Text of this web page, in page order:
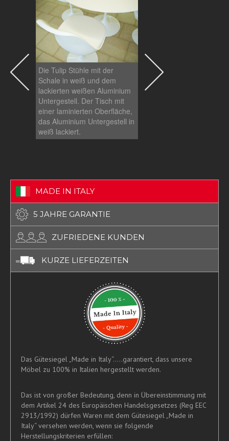
Die Tulip Stühle mit der
Schale in weiß und dem
lackierten weißen Aluminium
Untergestell. Der Tisch mit
einer laminierten Oberfläche,
das Aluminium Untergestell in
weiß lackiert.
Die Tulip Stühle mit der
Schale in weiß und dem
MADE IN ITALY
5 JAHRE GARANTIE
ZUFRIEDENE KUNDEN
KURZE LIEFERZEITEN
Das Gütesiegel „Made in Italy“.....garantiert, dass unsere
Möbel zu 100% in Italien hergestellt werden.
Das ist von großer Bedeutung, denn in Übereinstimmung mit
dem Artikel 24 des Europäischen Handelsgesetzes (Reg EEC
2913/1992) dürfen Waren mit dem Gütesiegel „Made in
Italy“ versehen werden, wenn sie folgende
Herstellungskriterien erfüllen: